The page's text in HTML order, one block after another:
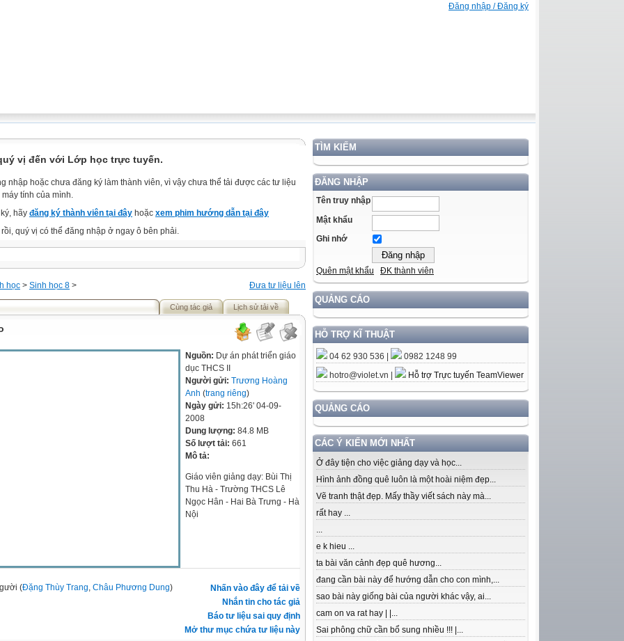
Đăng nhập / Đăng ký
TÌM KIẾM
ĐĂNG NHẬP
Tên truy nhập
Mật khẩu
Ghi nhớ
Quên mật khẩu ĐK thành viên
QUẢNG CÁO
HỖ TRỢ KĨ THUẬT
04 62 930 536 |
0982 1248 99
hotro@violet.vn
Hỗ trợ Trực tuyến TeamViewer
QUẢNG CÁO
CÁC Ý KIẾN MỚI NHẤT
Ở đây tiện cho việc giảng dạy và học...
Hình ảnh đồng quê luôn là một hoài niệm đẹp...
Vẽ tranh thật đẹp. Mấy thầy viết sách này mà...
rất hay ...
...
e k hieu ...
ta bài văn cảnh đẹp quê hương...
đang cần bài này để hướng dẫn cho con mình,...
sao bài này giống bài của người khác vậy, ai...
cam on va rat hay | |...
Sai phông chữ cần bổ sung nhiều !!! |...
vị đến với Lớp học trực tuyến.
nhập hoặc chưa đăng ký làm thành viên, vì vậy chưa thể tải được các tư liệu
tính của mình.
hãy đăng ký thành viên tại đây hoặc xem phim hướng dẫn tại đây
quý vị có thể đăng nhập ở ngay ô bên phải.
Đưa tư liệu lên
học > Sinh học 8 >
Cùng tác giả Lịch sử tải về
Nguồn: Dự án phát triển giáo
dục THCS II
Người gửi: Trương Hoàng
Anh (trang riêng)
Ngày gửi: 15h:26' 04-09-
2008
Dung lượng: 84.8 MB
Số lượt tải: 661
Mô tả:
Giáo viên giảng dạy: Bùi Thị
Thu Hà - Trường THCS Lê
Ngọc Hân - Hai Bà Trưng - Hà
Nội
Nhấn vào đây để tải về
Nhắn tin cho tác giả
Báo tư liệu sai quy định
Mở thư mục chứa tư liệu này
(Đặng Thùy Trang Châu Phương Dung)